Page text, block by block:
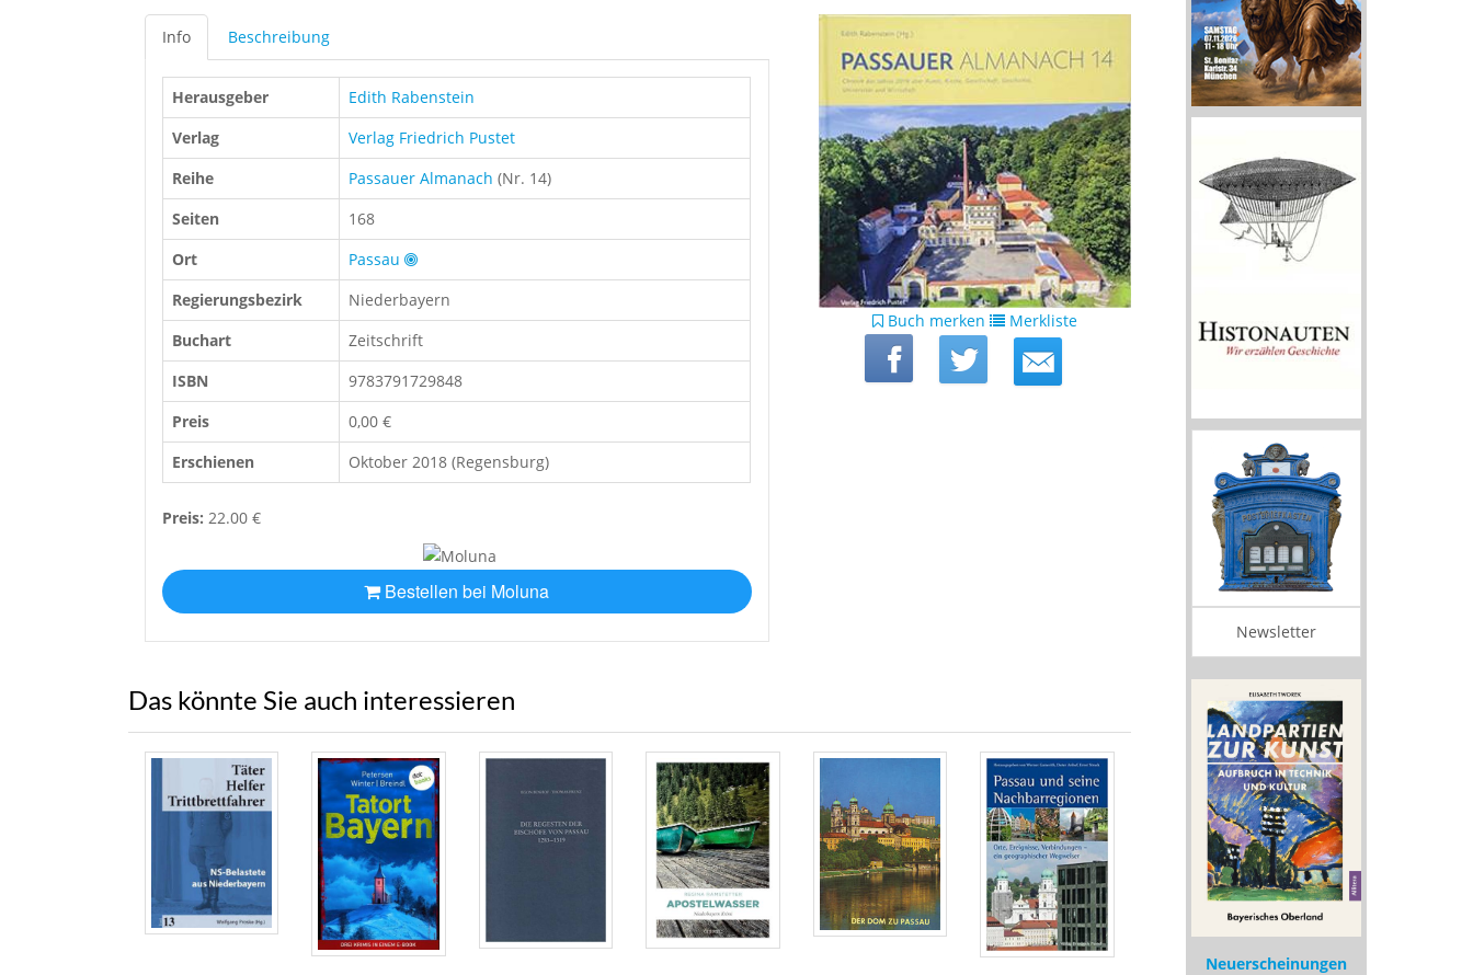
Info Beschreibung
Herausgeber
Edith Rabenstein
Verlag
Verlag Friedrich Pustet
Reihe
Passauer Almanach (Nr. 14)
Seiten
168
Ort
Passau
Regierungsbezirk
Niederbayern
Buchart
Zeitschrift
ISBN
9783791729848
Preis
0,00 €
Erschienen
Oktober 2018 (Regensburg)
Preis: 22.00 €
Bestellen bei Moluna
Buch merken Merkliste
Das könnte Sie auch interessieren
Newsletter
Neuerscheinungen